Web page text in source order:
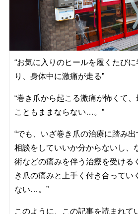
“お気に入りのヒールを履くたび
り、身体中に激痛が走る”
“巻き爪から起こる激痛が怖くて、
こともままならない…。”
“でも、いざ巻き爪の治療に踏み
相談をしていいか分からないし、
術などの痛みを伴う治療を受ける
き爪の痛みと上手く付き合ってい
ない…。”
このように、この記事を読まれて